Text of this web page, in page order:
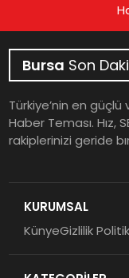
Bursa Son
Türkiye’nin en
Haber Teması. Hız,
rakiplerinizi geride
KURUMSAL
KünyeGizlilik